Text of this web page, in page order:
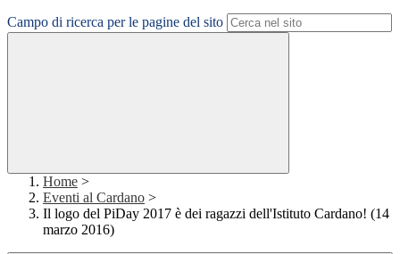
Campo di ricerca per le pagine del sito
Home >
Eventi al Cardano >
Il logo del PiDay 2017 è dei ragazzi dell'Istituto Cardano! (14
marzo 2016)